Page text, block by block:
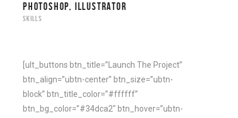
PHOTOSHOP, ILLUSTRATOR
SKILLS
[ult_buttons btn_title=”Launch The Project”
btn_align=”ubtn-center” btn_size=”ubtn-
block” btn_title_color=”#ffffff”
btn_bg_color=”#34dca2″ btn_hover=”ubtn-